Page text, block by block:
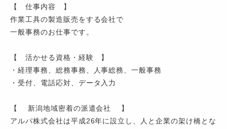
【 仕事内容 】
作業工具の製造販売をする会社で
一般事務のお仕事です。
【 活かせる資格・経験 】
・経理事務、総務事務、人事総務、一般事務
・受付、電話応対、データ入力
【 新潟地域密着の派遣会社 】
アルパ株式会社は平成26年に設立し、人と企業の架け橋とな